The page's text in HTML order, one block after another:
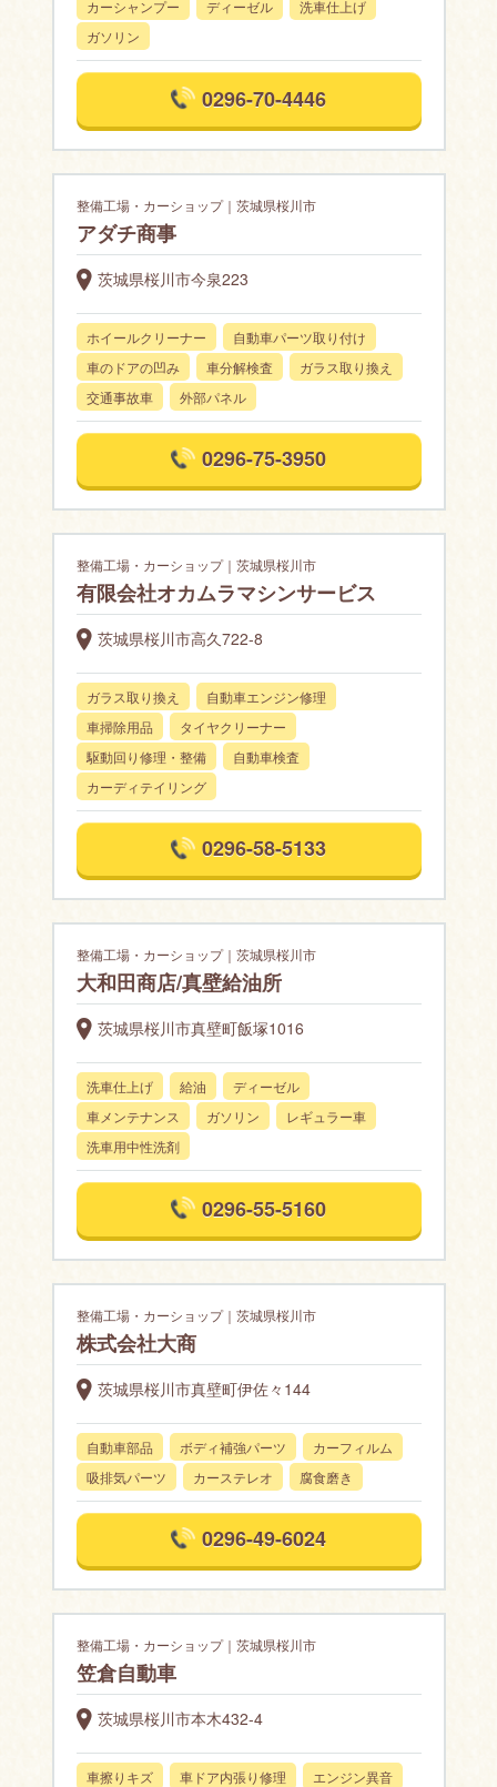
カーシャンプー ディーゼル
洗車仕上げ
ガソリン
0296-70-4446
整備工場・カーショップ｜茨城県桜川市
アダチ商事
茨城県桜川市今泉223
ホイールクリーナー
自動車パーツ取り付け
車のドアの凹み
車分解検査
ガラス取り換え
交通事故車
外部パネル
0296-75-3950
整備工場・カーショップ｜茨城県桜川市
有限会社オカムラマシンサービス
茨城県桜川市高久722-8
ガラス取り換え
自動車エンジン修理
車掃除用品
タイヤクリーナー
駆動回り修理・整備
自動車検査
カーディテイリング
0296-58-5133
整備工場・カーショップ｜茨城県桜川市
大和田商店/真壁給油所
茨城県桜川市真壁町飯塚1016
洗車仕上げ 給油
ディーゼル
車メンテナンス
ガソリン
レギュラー車
洗車用中性洗剤
0296-55-5160
整備工場・カーショップ｜茨城県桜川市
株式会社大商
茨城県桜川市真壁町伊佐々144
自動車部品 ボディ補強パーツ
カーフィルム
吸排気パーツ
カーステレオ 腐食磨き
0296-49-6024
整備工場・カーショップ｜茨城県桜川市
笠倉自動車
茨城県桜川市本木432-4
車擦りキズ 車ドア内張り修理
エンジン異音